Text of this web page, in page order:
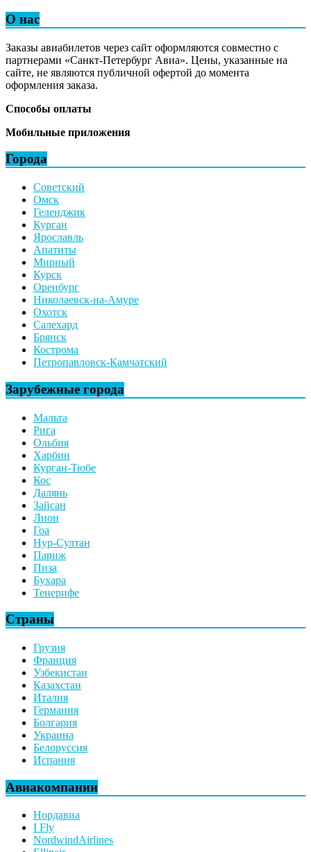
О нас
Заказы авиабилетов через сайт оформляются совместно с
партнерами «Санкт-Петербург Авиа». Цены, указанные на
сайте, не являются публичной офертой до момента
оформления заказа.
Способы оплаты
Мобильные приложения
Города
Советский
Омск
Геленджик
Курган
Ярославль
Апатиты
Мирный
Курск
Оренбург
Николаевск-на-Амуре
Охотск
Салехард
Брянск
Кострома
Петропавловск-Камчатский
Зарубежные города
Мальта
Рига
Ольбия
Харбин
Курган-Тюбе
Кос
Далянь
Зайсан
Лион
Гоа
Нур-Султан
Париж
Пиза
Бухара
Тенерифе
Страны
Грузия
Франция
Узбекистан
Казахстан
Италия
Германия
Болгария
Украина
Белоруссия
Испания
Авиакомпании
Нордавиа
I Fly
NordwindAirlines